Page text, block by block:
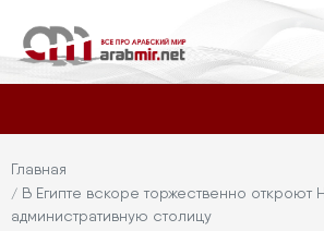
основному
содержанию
Меню
учётной
пользователя
навигация
Строка
навигации
Главная
В Египте вскоре торжественно откроют
административную столицу